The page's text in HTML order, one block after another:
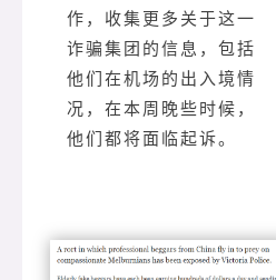
作，收集更多关于这一
诈骗集团的信息，包括
他们在机场的出入境情
况，在本周晚些时候，
他们都将面临起诉。